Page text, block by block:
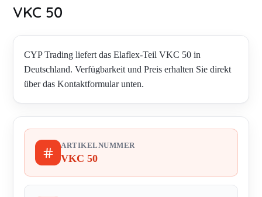
VKC 50
CYP Trading liefert das Elaflex-Teil VKC 50 in
Deutschland. Verfügbarkeit und Preis erhalten Sie direkt
über das Kontaktformular unten.
ARTIKELNUMMER
VKC 50